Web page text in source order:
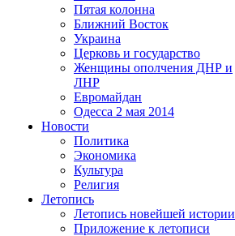
Пятая колонна
Ближний Восток
Украина
Церковь и государство
Женщины ополчения ДНР и
ЛНР
Евромайдан
Одесса 2 мая 2014
Новости
Политика
Экономика
Культура
Религия
Летопись
Летопись новейшей истории
Приложение к летописи